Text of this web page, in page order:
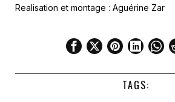
Realisation et montage : Aguérine Zar
TAGS: